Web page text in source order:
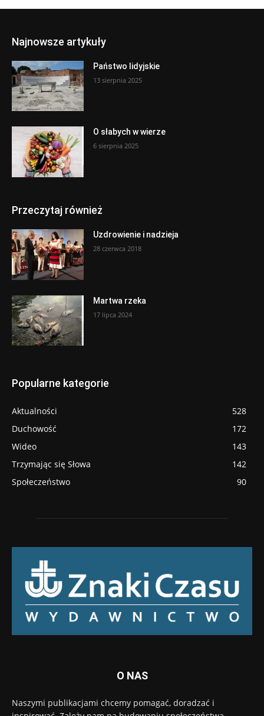
Najnowsze artykuły
Państwo lidyjskie
13 sierpnia 2025
O słabych w wierze
6 sierpnia 2025
Przeczytaj również
Uzdrowienie i nadzieja
28 czerwca 2018
Martwa rzeka
17 lipca 2024
Popularne kategorie
Aktualności
528
Duchowość
172
Wideo
143
Trzymając się Słowa
142
Społeczeństwo
90
O NAS
Naszymi publikacjami chcemy pomagać, doradzać i